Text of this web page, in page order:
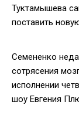
Туктамышева
поставить
Семененко
сотрясения
исполнении
шоу Евгения